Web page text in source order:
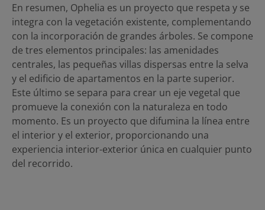
En resumen, Ophelia es un proyecto que respeta y se
integra con la vegetación existente, complementando
con la incorporación de grandes árboles. Se compone
de tres elementos principales: las amenidades
centrales, las pequeñas villas dispersas entre la selva
y el edificio de apartamentos en la parte superior.
Este último se separa para crear un eje vegetal que
promueve la conexión con la naturaleza en todo
momento. Es un proyecto que difumina la línea entre
el interior y el exterior, proporcionando una
experiencia interior-exterior única en cualquier punto
del recorrido.